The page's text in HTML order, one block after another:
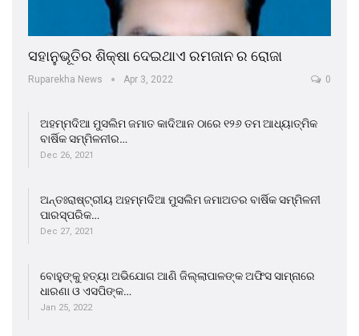
ସହାନୁଭୂତିର ଶିକ୍ଷା ଦେଇଥାଏ ରମଜାନ ର ରୋଜା
Ruparekha News Apr 3, 2022 0
ଅହମ୍ମଦିଆ ମୁସଲିମ ଜମାତ କାଦିଆନ ଠାରେ ୧୨୬ ତମ ଆଧ୍ୟାତ୍ମିକ
ବାର୍ଷିକ ସମ୍ମିଳନୀର…
Dec 26, 2021
ଅନ୍ତଃରାଷ୍ଟ୍ରୀୟ ଅହମ୍ମଦିଆ ମୁସଲିମ ଜମାଅତର ବାର୍ଷିକ ସମ୍ମିଳନୀ
ପାରସ୍ପରିକ…
Dec 27, 2021
ବୋହୁଙ୍କୁ ହତ୍ୟା ଅଭିଯୋଗ ଆଣି ଜିଲ୍ଲାପାଳଙ୍କ ଅଫିସ ସାମ୍ନାରେ
ଧାରଣା ଓ ଏସପିଙ୍କ…
Jan 25, 2022